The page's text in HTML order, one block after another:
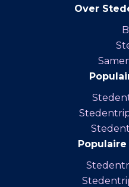
Over